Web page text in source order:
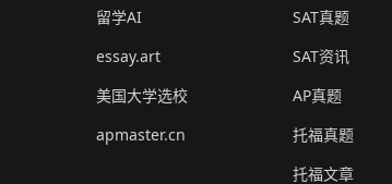
留学AI
essay.art
美国大学选校
apmaster.cn
SAT真题
SAT资讯
AP真题
托福真题
托福文章